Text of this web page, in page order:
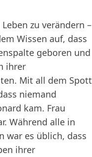
zu verändern –
Wissen auf, dass
geboren und
ihrer
Mit all dem Spott
niemand
kam. Frau
Während alle in
war es üblich, dass
ihrer